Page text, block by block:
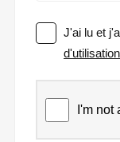
J'ai lu et